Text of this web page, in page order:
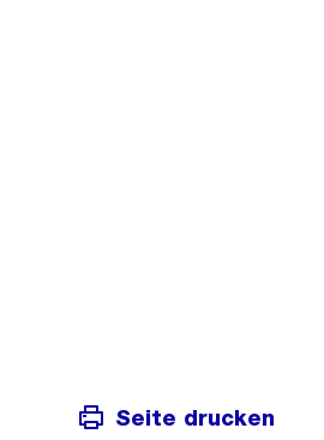
Seite drucken